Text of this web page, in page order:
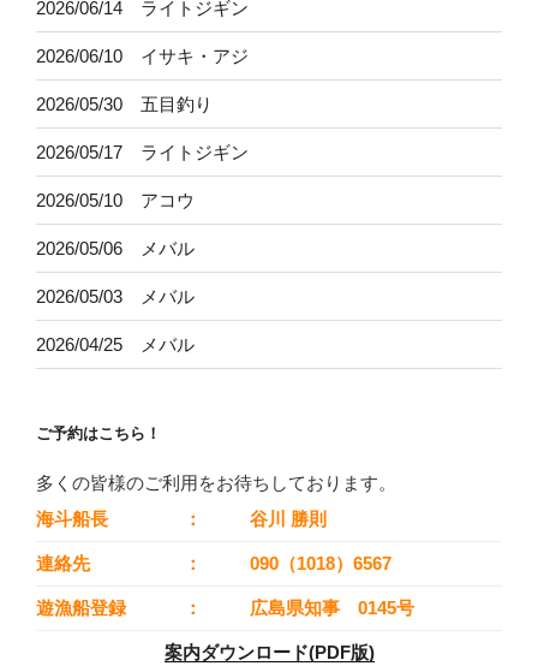
2026/06/14 ライトジギン
2026/06/10 イサキ・アジ
2026/05/30 五目釣り
2026/05/17 ライトジギン
2026/05/10 アコウ
2026/05/06 メバル
2026/05/03 メバル
2026/04/25 メバル
ご予約はこちら！
多くの皆様のご利用をお待ちしております。
海斗船長
： 谷川 勝則
連絡先 ： 090（1018）6567
遊漁船登録 ： 広島県知事 0145号
案内ダウンロード(PDF版)